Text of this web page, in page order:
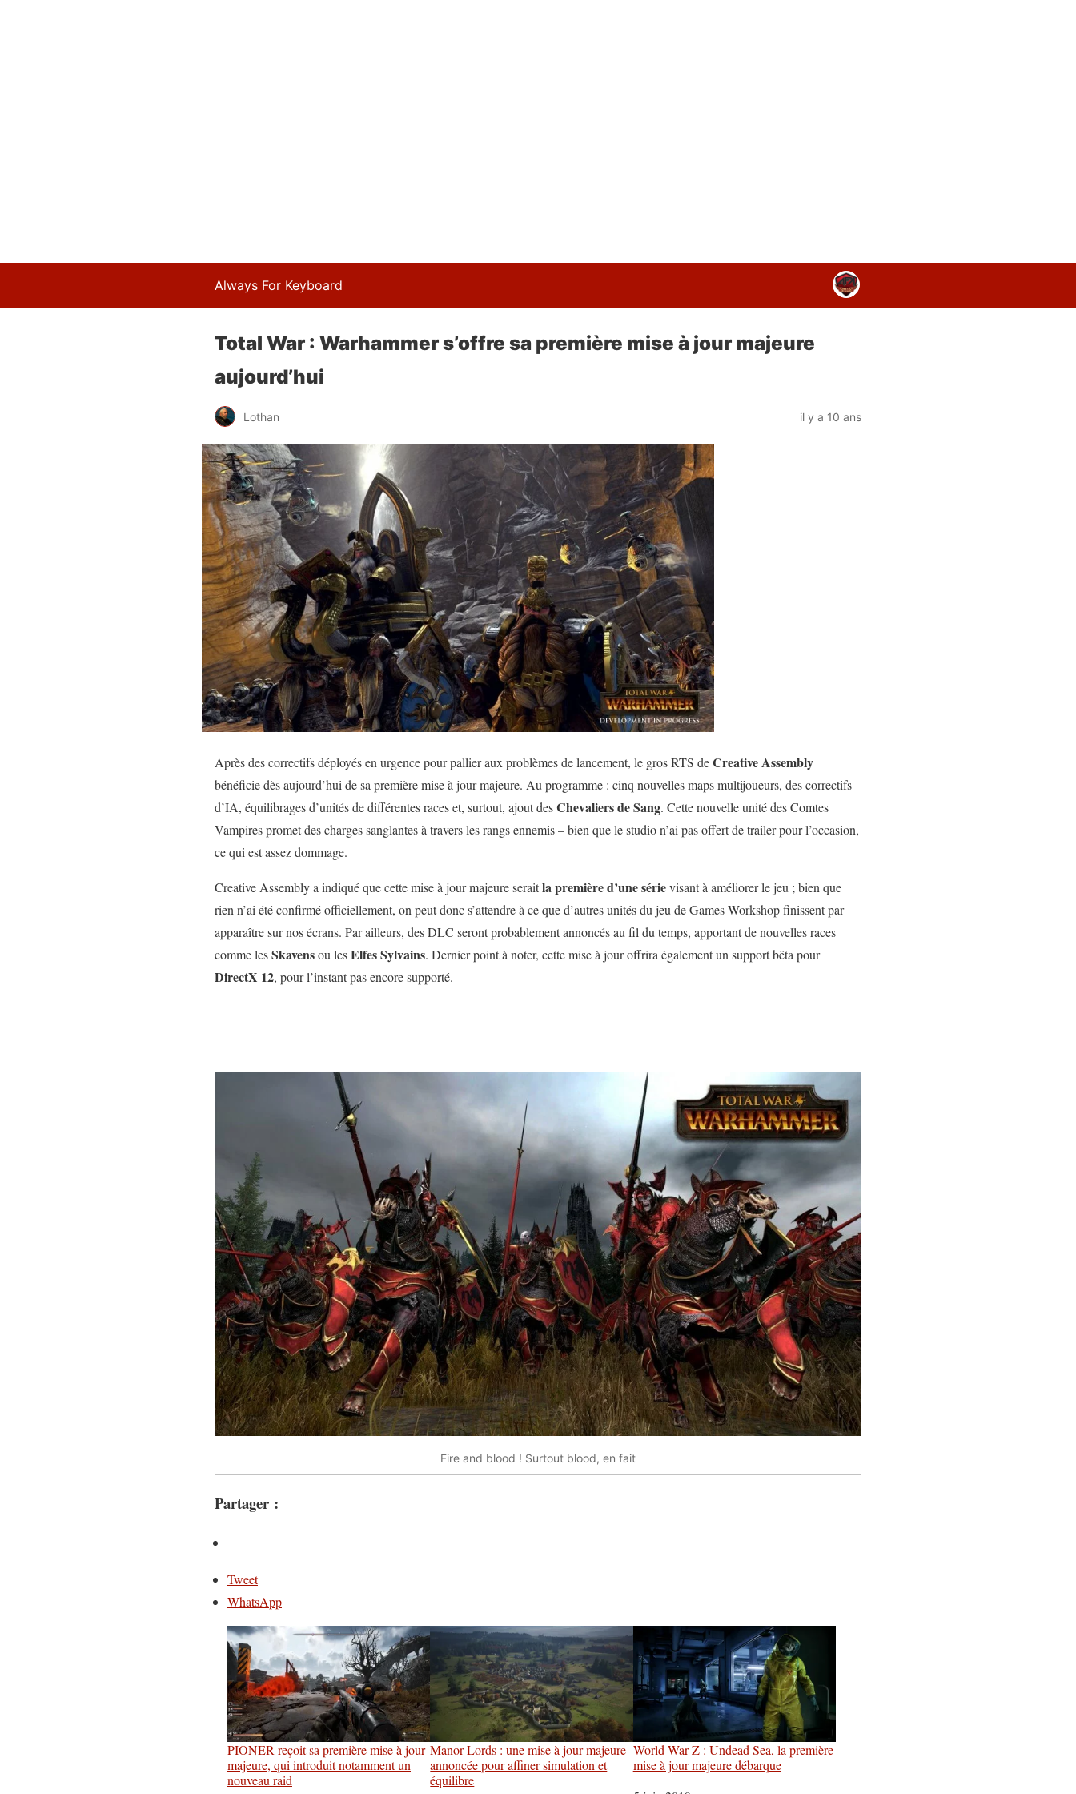
Always For Keyboard
Total War : Warhammer s’offre sa première mise à jour majeure
aujourd’hui
Lothan il y a 10 ans
Après des correctifs déployés en urgence pour pallier aux problèmes de lancement, le gros RTS deCreative Assembly
bénéficie dès aujourd’hui de sa première mise à jour majeure. Au programme : cinq nouvelles maps multijoueurs, des correctifs
d’IA, équilibrages d’unités de différentes races et, surtout, ajout desChevaliers de Sang. Cette nouvelle unité des Comtes
Vampires promet des charges sanglantes à travers les rangs ennemis – bien que le studio n’ai pas offert de trailer pour l’occasion,
ce qui est assez dommage.
Creative Assembly a indiqué que cette mise à jour majeure seraitla première d’une sérievisant à améliorer le jeu ; bien que
rien n’ai été confirmé officiellement, on peut donc s’attendre à ce que d’autres unités du jeu de Games Workshop finissent par
apparaître sur nos écrans. Par ailleurs, des DLC seront probablement annoncés au fil du temps, apportant de nouvelles races
comme lesSkavensou lesElfes Sylvains. Dernier point à noter, cette mise à jour offrira également un support bêta pour
DirectX 12, pour l’instant pas encore supporté.
Fire and blood ! Surtout blood, en fait
Partager :
Tweet
WhatsApp
PIONER reçoit sa première mise à jour
majeure, qui introduit notamment un
nouveau raid
Manor Lords : une mise à jour majeure
annoncée pour affiner simulation et
équilibre
World War Z : Undead Sea, la première
mise à jour majeure débarque